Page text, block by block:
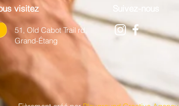
visitez
51, Old Cabot Trail rd.
Grand-Étang